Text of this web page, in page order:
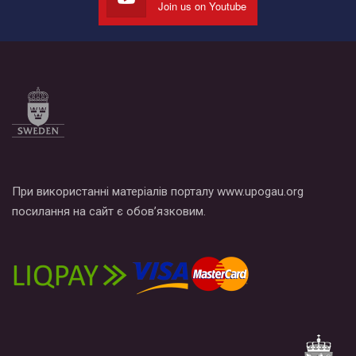
Мы просим вас поддержать нас и помочь нам реализовать
наш план по борьбе с насилием и дискриминацией на почве
Join us on Youtube
При використанні матеріалів порталу www.upogau.org
посилання на сайт є обов’язковим.